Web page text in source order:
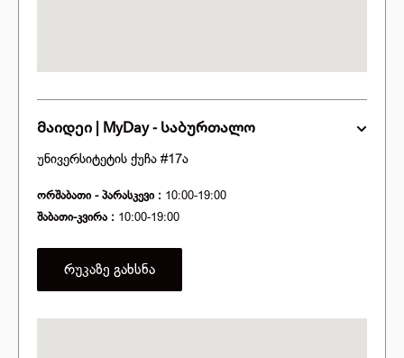
მაიდეი | MyDay - საბურთალო
უნივერსიტეტის ქუჩა #17ა
ორშაბათი - პარასკევი : 10:00-19:00
შაბათი-კვირა : 10:00-19:00
რუკაზე გახსნა